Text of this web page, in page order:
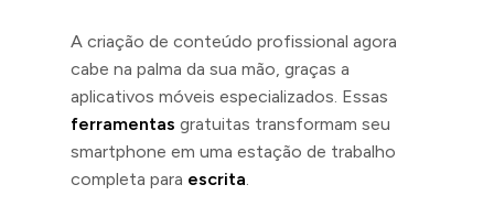
A criação de conteúdo profissional agora
cabe na palma da sua mão, graças a
aplicativos móveis especializados. Essas
ferramentas gratuitas transformam seu
smartphone em uma estação de trabalho
completa para escrita